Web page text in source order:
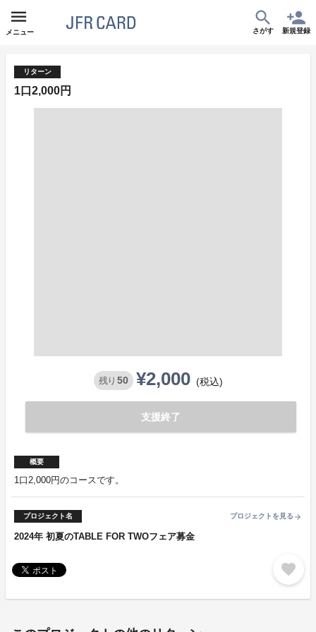
メニュー さがす 新規登録
リターン
1口2,000円
残り 50 ¥2,000 (税込)
支援終了
概要
1口2,000円のコースです。
プロジェクト名 プロジェクトを見る arrow_forward
2024年 初夏のTABLE FOR TWOフェア募金
favorite